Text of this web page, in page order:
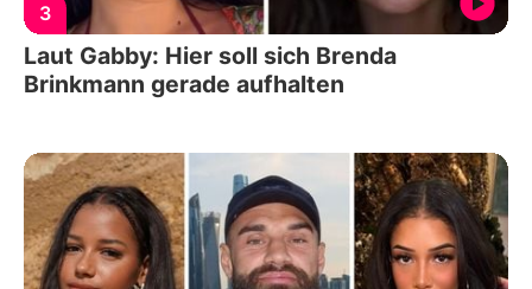
3
Laut Gabby: Hier soll sich Brenda
Brinkmann gerade aufhalten